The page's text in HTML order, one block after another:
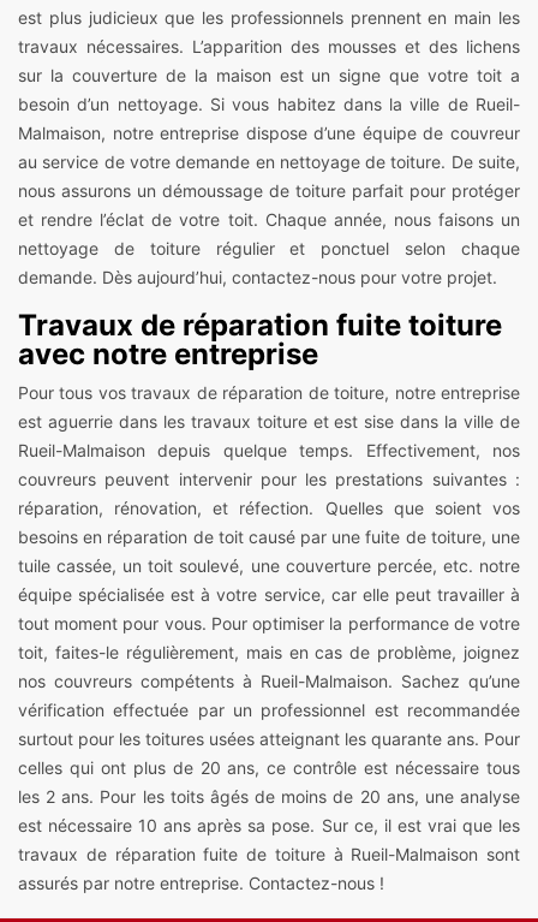
est plus judicieux que les professionnels prennent en main les
travaux nécessaires. L’apparition des mousses et des lichens
sur la couverture de la maison est un signe que votre toit a
besoin d’un nettoyage. Si vous habitez dans la ville de Rueil-
Malmaison, notre entreprise dispose d’une équipe de couvreur
au service de votre demande en nettoyage de toiture. De suite,
nous assurons un démoussage de toiture parfait pour protéger
et rendre l’éclat de votre toit. Chaque année, nous faisons un
nettoyage de toiture régulier et ponctuel selon chaque
demande. Dès aujourd’hui, contactez-nous pour votre projet.
Travaux de réparation fuite toiture
avec notre entreprise
Pour tous vos travaux de réparation de toiture, notre entreprise
est aguerrie dans les travaux toiture et est sise dans la ville de
Rueil-Malmaison depuis quelque temps. Effectivement, nos
couvreurs peuvent intervenir pour les prestations suivantes :
réparation, rénovation, et réfection. Quelles que soient vos
besoins en réparation de toit causé par une fuite de toiture, une
tuile cassée, un toit soulevé, une couverture percée, etc. notre
équipe spécialisée est à votre service, car elle peut travailler à
tout moment pour vous. Pour optimiser la performance de votre
toit, faites-le régulièrement, mais en cas de problème, joignez
nos couvreurs compétents à Rueil-Malmaison. Sachez qu’une
vérification effectuée par un professionnel est recommandée
surtout pour les toitures usées atteignant les quarante ans. Pour
celles qui ont plus de 20 ans, ce contrôle est nécessaire tous
les 2 ans. Pour les toits âgés de moins de 20 ans, une analyse
est nécessaire 10 ans après sa pose. Sur ce, il est vrai que les
travaux de réparation fuite de toiture à Rueil-Malmaison sont
assurés par notre entreprise. Contactez-nous !